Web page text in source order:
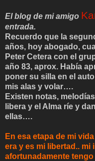
El blog de mi amigo
entrada.
Recuerdo que la
años, hoy abogado,
Peter Cetera con el
año 83, aprox. Había
poner su silla en el
mis alas y volar….
Existen notas,
libera y el Alma ríe y
ellas….
En esa etapa de mi
era y es mi libertad..
afortunadamente